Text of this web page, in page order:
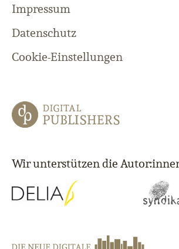
Impressum
Datenschutz
Cookie-Einstellungen
Wir unterstützen die